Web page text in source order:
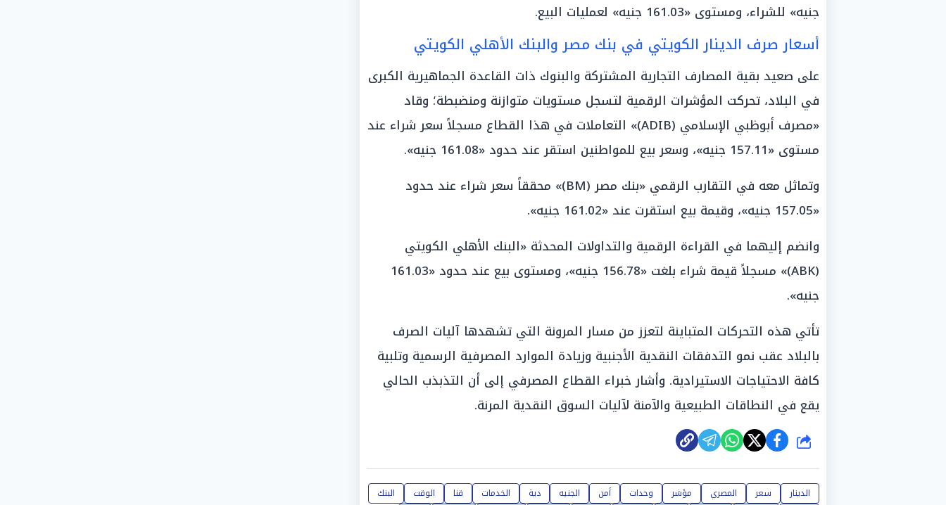
جنيه» للشراء، ومستوى «161.03 جنيه» لعمليات البيع.
أسعار صرف الدينار الكويتي في بنك مصر والبنك الأهلي الكويتي
على صعيد بقية المصارف التجارية المشتركة والبنوك ذات القاعدة الجماهيرية الكبرى
في البلاد، تحركت المؤشرات الرقمية لتسجل مستويات متوازنة ومنضبطة؛ وقاد
«مصرف أبوظبي الإسلامي (ADIB)» التعاملات في هذا القطاع مسجلاً سعر شراء عند
مستوى «157.11 جنيه»، وسعر بيع للمواطنين استقر عند حدود «161.08 جنيه».
وتماثل معه في التقارب الرقمي «بنك مصر (BM)» محققاً سعر شراء عند حدود
«157.05 جنيه»، وقيمة بيع استقرت عند «161.02 جنيه».
وانضم إليهما في القراءة الرقمية والتداولات المحدثة «البنك الأهلي الكويتي
(ABK)» مسجلاً قيمة شراء بلغت «156.78 جنيه»، ومستوى بيع عند حدود «161.03
جنيه».
تأتي هذه التحركات المتباينة لتعزز من مسار المرونة التي تشهدها آليات الصرف
بالبلاد عقب نمو التدفقات النقدية الأجنبية وزيادة الموارد المصرفية الرسمية وتلبية
كافة الاحتياجات الاستيرادية. وأشار خبراء القطاع المصرفي إلى أن التذبذب الحالي
يقع في النطاقات الطبيعية والآمنة لآليات السوق النقدية المرنة.
شارك
الدينار سعر المصري مؤشر وحدات أمن الجنيه دية الخدمات قنا الوقت البنك